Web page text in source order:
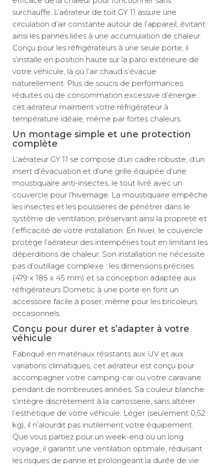
surchauffe. L’aérateur de toit GY 11 assure une
circulation d’air constante autour de l’appareil, évitant
ainsi les pannes liées à une accumulation de chaleur.
Conçu pour les réfrigérateurs à une seule porte, il
s’installe en position haute sur la paroi extérieure de
votre véhicule, là où l’air chaud s’évacue
naturellement. Plus de soucis de performances
réduites ou de consommation excessive d’énergie :
cet aérateur maintient votre réfrigérateur à
température idéale, même par fortes chaleurs.
Un montage simple et une protection
complète
L’aérateur GY 11 se compose d’un cadre robuste, d’un
insert d’évacuation et d’une grille équipée d’une
moustiquaire anti-insectes, le tout livré avec un
couvercle pour l’hivernage. La moustiquaire empêche
les insectes et les poussières de pénétrer dans le
système de ventilation, préservant ainsi la propreté et
l’efficacité de votre installation. En hiver, le couvercle
protège l’aérateur des intempéries tout en limitant les
déperditions de chaleur. Son installation ne nécessite
pas d’outillage complexe : les dimensions précises
(479 x 185 x 45 mm) et sa conception adaptée aux
réfrigérateurs Dometic à une porte en font un
accessoire facile à poser, même pour les bricoleurs
occasionnels.
Conçu pour durer et s’adapter à votre
véhicule
Fabriqué en matériaux résistants aux UV et aux
variations climatiques, cet aérateur est conçu pour
accompagner votre camping-car ou votre caravane
pendant de nombreuses années. Sa couleur blanche
s’intègre discrètement à la carrosserie, sans altérer
l’esthétique de votre véhicule. Léger (seulement 0,52
kg), il n’alourdit pas inutilement votre équipement.
Que vous partiez pour un week-end ou un long
voyage, il garantit une ventilation optimale, réduisant
les risques de panne et prolongeant la durée de vie